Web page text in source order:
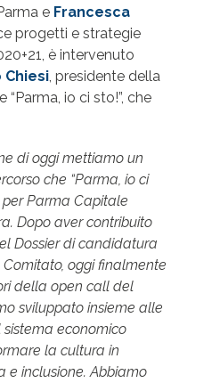
e Francesca
progetti e strategie
è intervenuto
Chiesi , presidente della
io ci sto!”, che
di oggi mettiamo un
che “Parma, io ci
Parma Capitale
Dopo aver contribuito
Dossier di candidatura
oggi finalmente
della open call del
sviluppato insieme alle
economico
la cultura in
e inclusione. Abbiamo